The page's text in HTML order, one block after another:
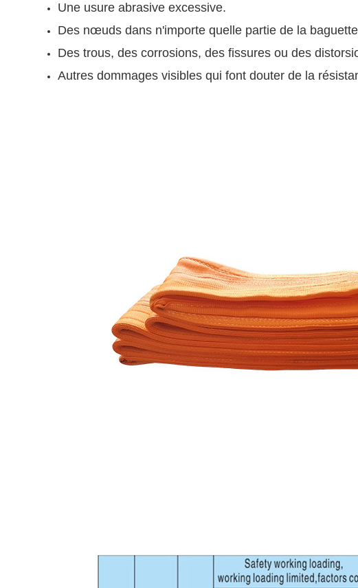
Une usure abrasive excessive.
Des nœuds dans n'importe quelle partie de la
Des trous, des corrosions, des fissures ou des
Autres dommages visibles qui font douter de la